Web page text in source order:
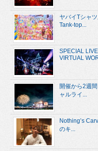
ヤバイTシャ
Tank-top...
SPECIAL
VIRTUAL
開催から2週
ャルライ...
Nothing’s
のキ...